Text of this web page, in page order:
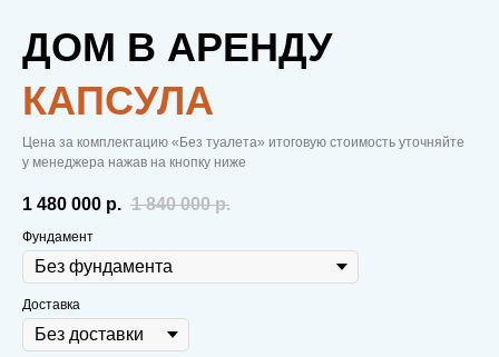
ДОМ В АРЕНДУ
КАПСУЛА
Цена за комплектацию «Без туалета» итоговую стоимость уточняйте
у менеджера нажав на кнопку ниже
1 480 000 р. 1 840 000 р.
Фундамент
Доставка